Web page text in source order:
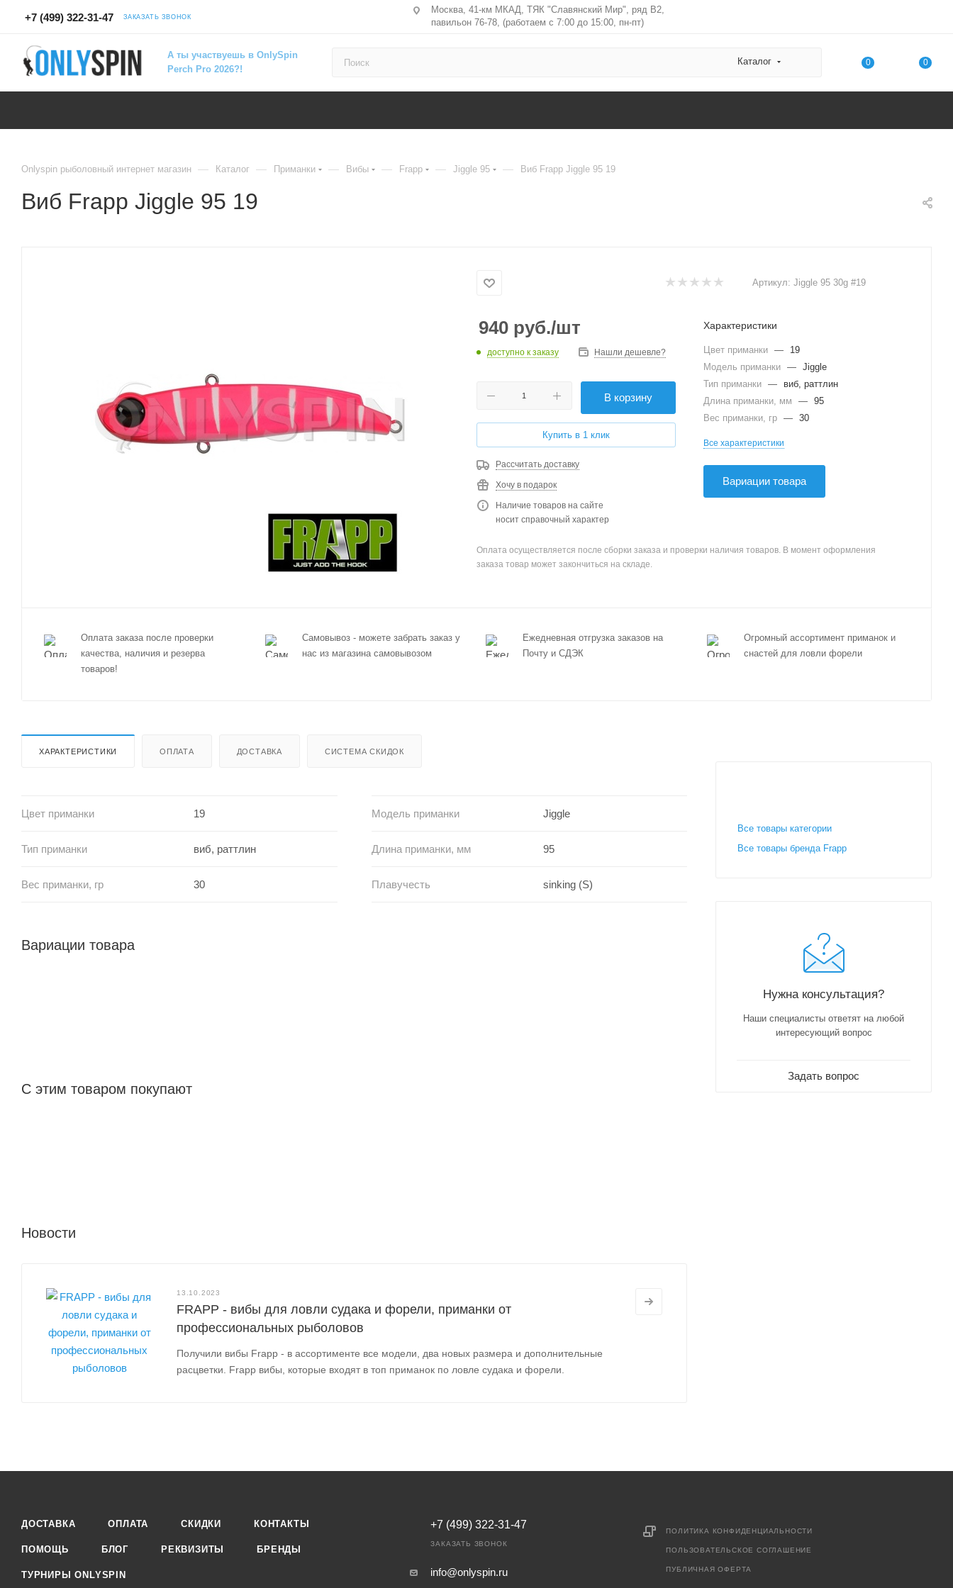
+7 (499) 322-31-47 ЗАКАЗАТЬ ЗВОНОК
Москва, 41-км МКАД, ТЯК "Славянский Мир", ряд В2,
павильон 76-78, (работаем с 7:00 до 15:00, пн-пт)
А ты участвуешь в OnlySpin
Perch Pro 2026?!
Каталог 0 0
Onlyspin рыболовный интернет магазин — Каталог — Приманки — Вибы — Frapp — Jiggle 95 — Виб Frapp Jiggle 95 19
Виб Frapp Jiggle 95 19
Артикул: Jiggle 95 30g #19
940 руб./шт
доступно к заказу Нашли дешевле?
В корзину
Купить в 1 клик
Рассчитать доставку
Хочу в подарок
Наличие товаров на сайте
носит справочный характер
Характеристики
Цвет приманки —
19
Модель приманки — Jiggle
Тип приманки —
виб, раттлин
Длина приманки, мм
— 95
Вес приманки, гр — 30
Все характеристики
Вариации товара
Оплата осуществляется после сборки заказа и проверки наличия товаров. В момент оформления
заказа товар может закончиться на складе.
Оплата заказа после проверки
качества, наличия и резерва
товаров!
Самовывоз - можете забрать заказ у
нас из магазина самовывозом
Ежедневная отгрузка заказов на
Почту и СДЭК
Огромный ассортимент приманок и
снастей для ловли форели
ХАРАКТЕРИСТИКИ ОПЛАТА ДОСТАВКА СИСТЕМА СКИДОК
Цвет приманки 19 Модель приманки Jiggle
Тип приманки виб, раттлин Длина приманки, мм 95
Вес приманки, гр 30 Плавучесть sinking (S)
Вариации товара
С этим товаром покупают
Новости
13.10.2023
FRAPP - вибы для ловли судака и форели, приманки от
профессиональных рыболовов
Получили вибы Frapp - в ассортименте все модели, два новых размера и дополнительные
расцветки. Frapp вибы, которые входят в топ приманок по ловле судака и форели.
Все товары категории
Все товары бренда Frapp
Нужна консультация?
Наши специалисты ответят на любой
интересующий вопрос
Задать вопрос
ДОСТАВКА ОПЛАТА СКИДКИ КОНТАКТЫ
ПОМОЩЬ БЛОГ РЕКВИЗИТЫ БРЕНДЫ
ТУРНИРЫ ONLYSPIN
+7 (499) 322-31-47
ЗАКАЗАТЬ ЗВОНОК
info@onlyspin.ru
ПОЛИТИКА КОНФИДЕНЦИАЛЬНОСТИ
ПОЛЬЗОВАТЕЛЬСКОЕ СОГЛАШЕНИЕ
ПУБЛИЧНАЯ ОФЕРТА